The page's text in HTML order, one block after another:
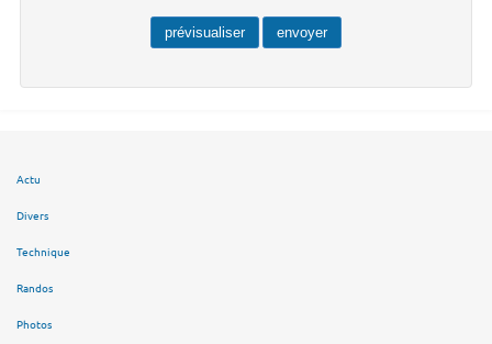
Actu
Divers
Technique
Randos
Photos